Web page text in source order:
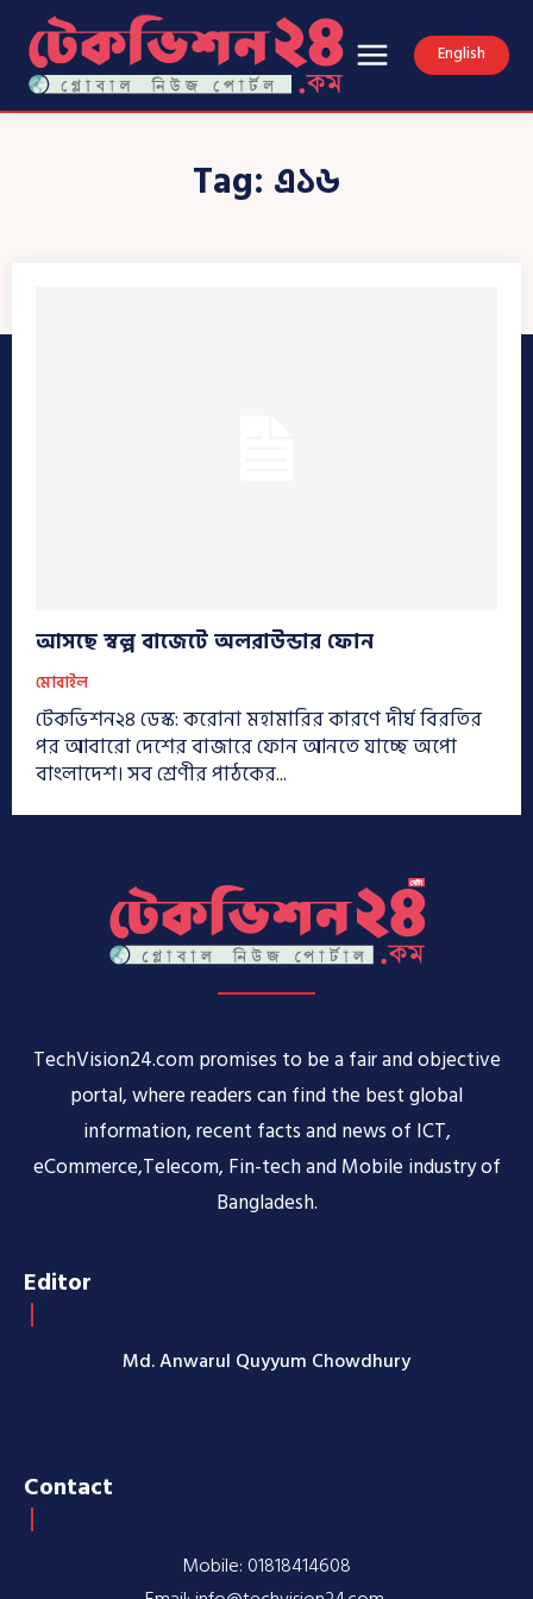
English
Tag: এ১৬
আসছে স্বল্প বাজেটে অলরাউন্ডার ফোন
মোবাইল
টেকভিশন২৪ ডেস্ক: করোনা মহামারির কারণে দীর্ঘ বিরতির
পর আবারো দেশের বাজারে ফোন আনতে যাচ্ছে অপো
বাংলাদেশ। সব শ্রেণীর পাঠকের...
TechVision24.com promises to be a fair and objective
portal, where readers can find the best global
information, recent facts and news of ICT,
eCommerce,Telecom, Fin-tech and Mobile industry of
Bangladesh.
Editor
Md. Anwarul Quyyum Chowdhury
Contact
Mobile: 01818414608